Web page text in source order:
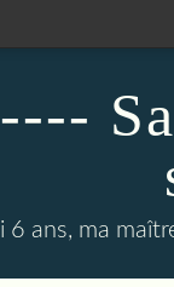
6 ans, ma